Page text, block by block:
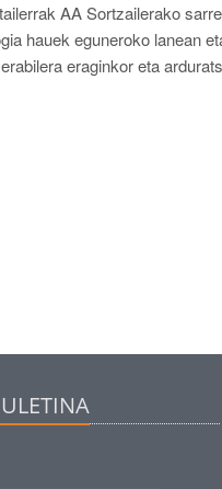
AA Sortzailerako
hauek eguneroko lanean
eraginkor eta